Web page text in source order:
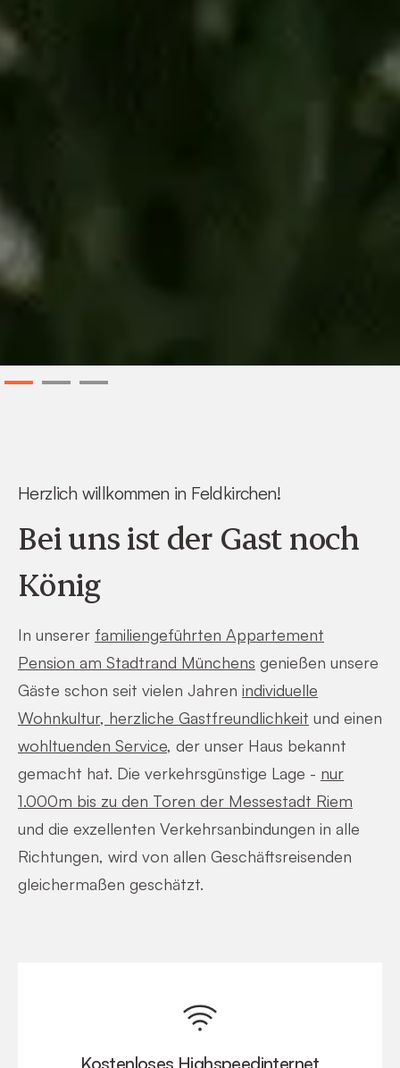
Herzlich willkommen in Feldkirchen!
Bei uns ist der Gast noch
König
In unserer familiengeführten Appartement
Pension am Stadtrand Münchens genießen unsere
Gäste schon seit vielen Jahren individuelle
Wohnkultur, herzliche Gastfreundlichkeit und einen
wohltuenden Service, der unser Haus bekannt
gemacht hat. Die verkehrsgünstige Lage - nur
1.000m bis zu den Toren der Messestadt Riem
und die exzellenten Verkehrsanbindungen in alle
Richtungen, wird von allen Geschäftsreisenden
gleichermaßen geschätzt.
Kostenloses Highspeedinternet